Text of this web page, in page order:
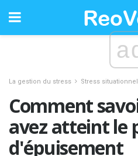
La gestion du stress Stress situationnel
Comment
avez atteint le
d'épuisement